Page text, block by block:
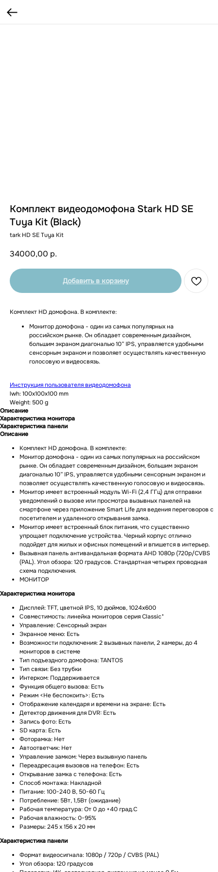
Комплект видеодомофона Stark HD SE
Tuya Kit (Black)
tark HD SE Tuya Kit
34000,00 р.
Добавить в корзину
Комплект HD домофона. В комплекте:
Монитор домофона - один из самых популярных на
российском рынке. Он обладает современным дизайном,
большим экраном диагональю 10” IPS, управляется удобными
сенсорным экраном и позволяет осуществлять качественную
голосовую и видеосвязь.
Инструкция пользователя видеодомофона
lwh: 100x100x100 mm
Weight: 500 g
Описание
Характеристика монитора
Характеристика панели
Описание
Комплект HD домофона. В комплекте:
Монитор домофона - один из самых популярных на российском
рынке. Он обладает современным дизайном, большим экраном
диагональю 10” IPS, управляется удобными сенсорным экраном и
позволяет осуществлять качественную голосовую и видеосвязь.
Монитор имеет встроенный модуль Wi-Fi (2,4 ГГц) для отправки
уведомлений о вызове или просмотра вызывных панелей на
смартфоне через приложение Smart Life для ведения переговоров с
посетителем и удаленного открывания замка.
Монитор имеет встроенный блок питания, что существенно
упрощает подключение устройства. Черный корпус отлично
подойдет для жилых и офисных помещений и впишется в интерьер.
Вызывная панель антивандальная формата AHD 1080p (720p/CVBS
(PAL). Угол обзора: 120 градусов. Стандартная четырех проводная
схема подключения.
МОНИТОР
Характеристика монитора
Дисплей: TFT, цветной IPS, 10 дюймов, 1024х600
Совместимость: линейка мониторов серия Classic*
Управление: Сенсорный экран
Экранное меню: Есть
Возможности подключения: 2 вызывных панели, 2 камеры, до 4
мониторов в системе
Тип подъездного домофона: TANTOS
Тип связи: Без трубки
Интерком: Поддерживается
Функция общего вызова: Есть
Режим <Не беспокоить>: Есть
Отображение календаря и времени на экране: Есть
Детектор движения для DVR: Есть
Запись фото: Есть
SD карта: Есть
Фоторамка: Нет
Автоответчик: Нет
Управление замком: Через вызывную панель
Переадресация вызовов на телефон: Есть
Открывание замка с телефона: Есть
Способ монтажа: Накладной
Питание: 100-240 В, 50-60 Гц
Потребление: 5Вт, 1,5Вт (ожидание)
Рабочая температура: От 0 до +40 град.С
Рабочая влажность: 0-95%
Размеры: 245 x 156 x 20 мм
Характеристика панели
Формат видеосигнала: 1080p / 720p / CVBS (PAL)
Угол обзора: 120 градусов